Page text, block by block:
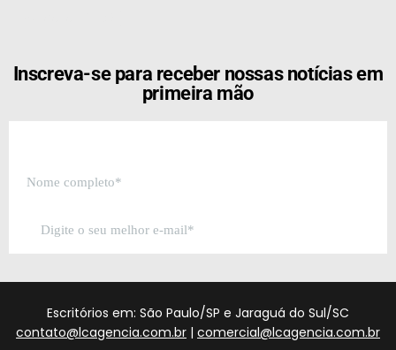
Inscreva-se para receber nossas notícias em
primeira mão
Escritórios em: São Paulo/SP e Jaraguá do Sul/SC
contato@lcagencia.com.br | comercial@lcagencia.com.br